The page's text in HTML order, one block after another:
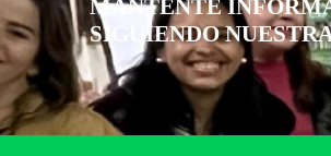
MANTENTE
SIGUIENDO